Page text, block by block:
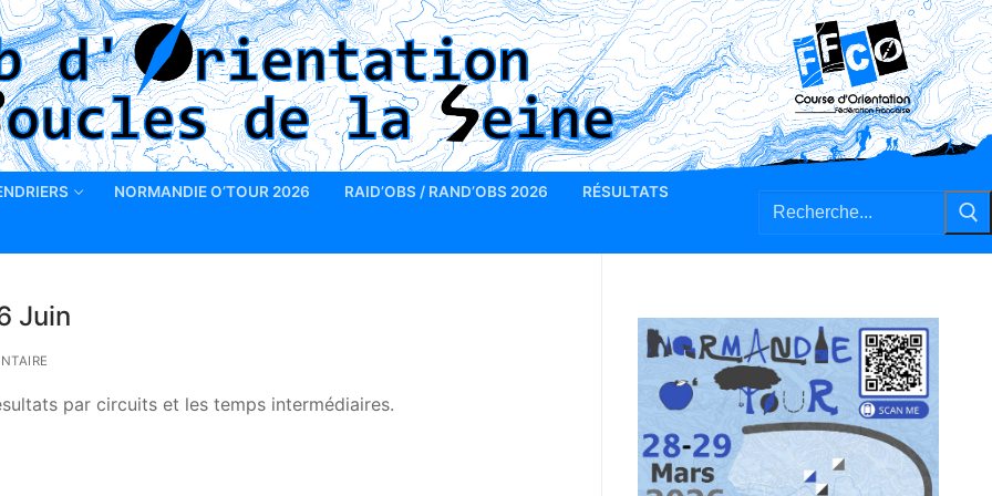
NORMANDIE O’TOUR 2026 RAID’OBS / RAND’OBS 2026 RÉSULTATS
Rechercher
:
Juin
par circuits et les temps intermédiaires.